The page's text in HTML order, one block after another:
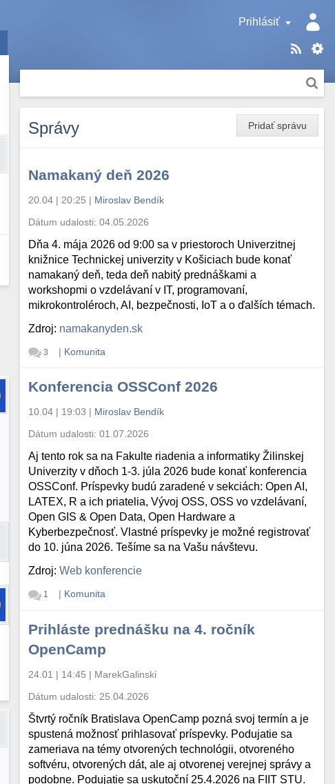
Prihlásiť
Pridať správu
Správy
Namakaný deň 2026
20.04 | 20:25 | Miroslav Bendík
Dátum udalosti:04.05.2026
Dňa 4. mája 2026 od 9:00 sa v priestoroch Univerzitnej
knižnice Technickej univerzity v Košiciach bude konať
namakaný deň, teda deň nabitý prednáškami a
workshopmi o vzdelávaní v IT, programovaní,
mikrokontroléroch, AI, bezpečnosti, IoT a o ďalších témach.
Zdroj: namakanyden.sk
3 | Komunita
Konferencia OSSConf 2026
10.04 | 19:03 | Miroslav Bendík
Dátum udalosti:01.07.2026
Aj tento rok sa na Fakulte riadenia a informatiky Žilinskej
Univerzity v dňoch 1-3. júla 2026 bude konať konferencia
OSSConf. Príspevky budú zaradené v sekciách: Open AI,
LATEX, R a ich priatelia, Vývoj OSS, OSS vo vzdelávaní,
Open GIS & Open Data, Open Hardware a
Kyberbezpečnosť. Vlastné príspevky je možné registrovať
do 10. júna 2026. Tešíme sa na Vašu návštevu.
Zdroj:Web konferencie
1 | Komunita
Prihláste prednášku na 4. ročník
OpenCamp
24.01 | 14:45 | MarekGalinski
Dátum udalosti: 25.04.2026
Štvrtý ročník Bratislava OpenCamp pozná svoj termín a je
spustená možnosť prihlasovať príspevky. Podujatie sa
zameriava na témy otvorených technológii, otvoreného
softvéru, otvorených dát, ale aj otvorenej verejnej správy a
podobne. Podujatie sa uskutoční 25.4.2026 na FIIT STU.